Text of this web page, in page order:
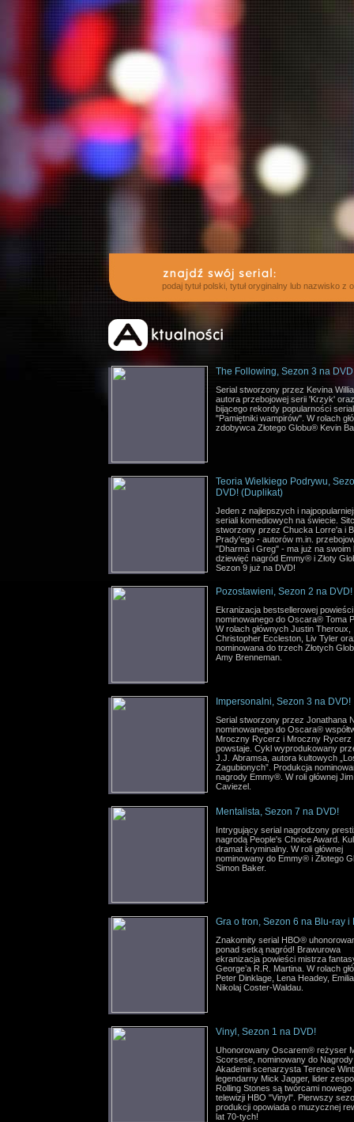
podaj tytuł polski, tytuł oryginalny lub nazwisko z
The Following, Sezon 3 na
Serial stworzony przez Kevina
autora przebojowej serii 'Krzyk' oraz
bijącego rekordy popularności
"Pamiętniki wampirów". W rolach
zdobywca Złotego Globu® Kevin
Teoria Wielkiego Podrywu,
DVD! (Duplikat)
Jeden z najlepszych i
seriali komediowych na świecie.
stworzony przez Chucka Lorre'a i
Prady'ego - autorów m.in.
"Dharma i Greg" - ma już na swoim
dziewięć nagród Emmy® i Złoty
Sezon 9 już na DVD!
Pozostawieni, Sezon 2 na DVD!
Ekranizacja bestsellerowej powieści
nominowanego do Oscara® Toma
W rolach głównych Justin Theroux,
Christopher Eccleston, Liv Tyler
nominowana do trzech Złotych
Amy Brenneman.
Impersonalni, Sezon 3 na DVD!
Serial stworzony przez Jonathana
nominowanego do Oscara®
Mroczny Rycerz i Mroczny Rycerz
powstaje. Cykl wyprodukowany
J.J. Abramsa, autora kultowych
Zagubionych”. Produkcja
nagrody Emmy®. W roli głównej Jim
Caviezel.
Mentalista, Sezon 7 na DVD!
Intrygujący serial nagrodzony
nagrodą People's Choice Award.
dramat kryminalny. W roli głównej
nominowany do Emmy® i Złotego
Simon Baker.
Gra o tron, Sezon 6 na Blu-ray i
Znakomity serial HBO®
ponad setką nagród! Brawurowa
ekranizacja powieści mistrza
George’a R.R. Martina. W rolach
Peter Dinklage, Lena Headey,
Nikolaj Coster-Waldau.
Vinyl, Sezon 1 na DVD!
Uhonorowany Oscarem® reżyser
Scorsese, nominowany do Nagrody
Akademii scenarzysta Terence
legendarny Mick Jagger, lider
Rolling Stones są twórcami nowego
telewizji HBO "Vinyl". Pierwszy
produkcji opowiada o muzycznej
lat 70-tych!